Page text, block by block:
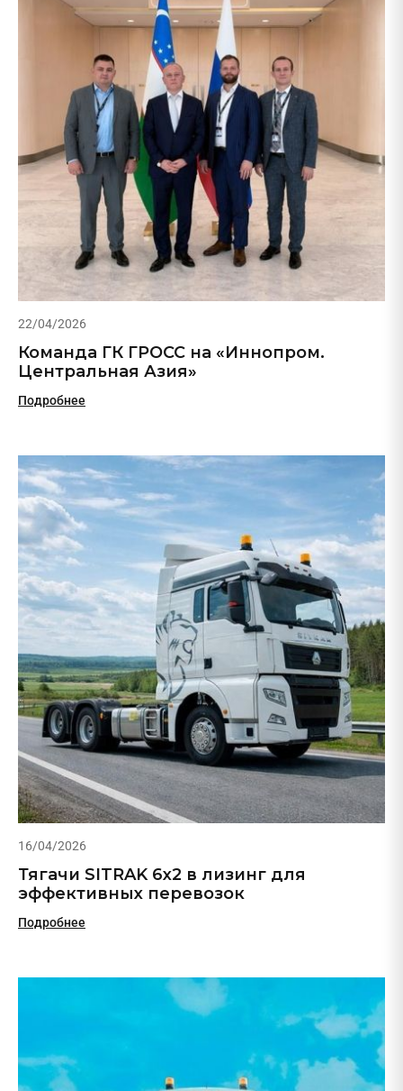
22/04/2026
Команда ГК ГРОСС на «Иннопром.
Центральная Азия»
Подробнее
16/04/2026
Тягачи SITRAK 6х2 в лизинг для
эффективных перевозок
Подробнее